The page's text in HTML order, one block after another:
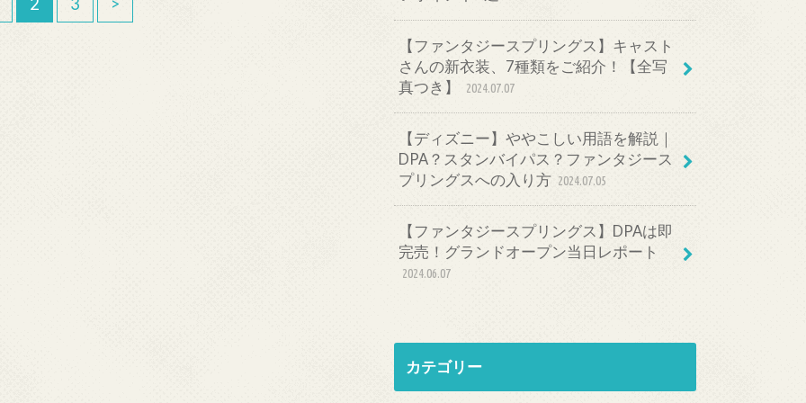
2 3 >
【ファンタジースプリングス】キャスト
さんの新衣装、7種類をご紹介！【全写
真つき】
2024.07.07
【ディズニー】ややこしい用語を解説｜
DPA？スタンバイパス？ファンタジース
プリングスへの入り方 2024.07.05
【ファンタジースプリングス】DPAは即
完売！グランドオープン当日レポート
2024.06.07
カテゴリー